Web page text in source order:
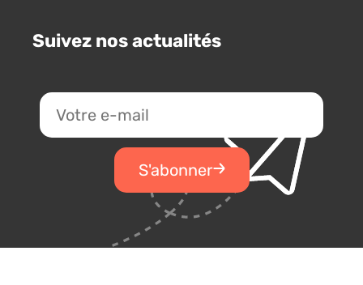
Suivez nos actualités